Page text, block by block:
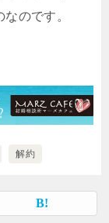
のです。
解約